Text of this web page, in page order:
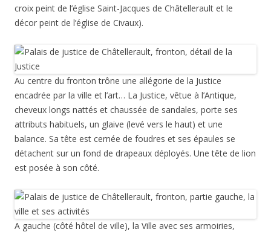
croix peint de l’église Saint-Jacques de Châtellerault et le
décor peint de l’église de Civaux).
Au centre du fronton trône une allégorie de la Justice
encadrée par la ville et l’art… La Justice, vêtue à l’Antique,
cheveux longs nattés et chaussée de sandales, porte ses
attributs habituels, un glaive (levé vers le haut) et une
balance. Sa tête est cernée de foudres et ses épaules se
détachent sur un fond de drapeaux déployés. Une tête de lion
est posée à son côté.
A gauche (côté hôtel de ville), la Ville avec ses armoiries,